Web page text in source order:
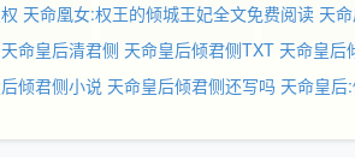
天命凰女:权王的倾城王妃全文免费阅读 天
天命皇后清君侧 天命皇后倾君侧TXT 天命皇后
倾君侧小说 天命皇后倾君侧还写吗 天命皇后